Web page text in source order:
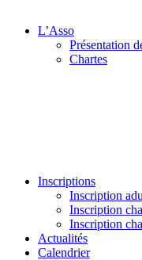
L’Asso
Présentation
Chartes
Inscriptions
Inscription
Inscription
Inscription
Actualités
Calendrier